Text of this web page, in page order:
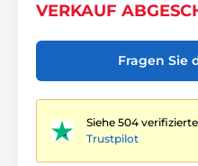
VERKAUF
Fragen Sie
Siehe 504
Trustpilot